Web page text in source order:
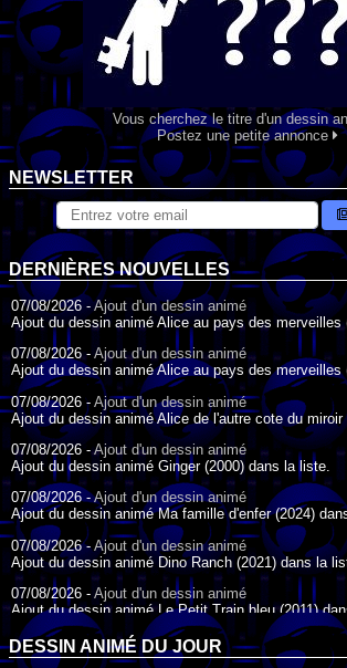
Vous cherchez le titre d'un dessin
Postez une petite annonce
NEWSLETTER
DERNIÈRES NOUVELLES
07/08/2026 -Ajout d'un dessin animé
Ajout du dessin animé Alice au pays des merveilles
07/08/2026 -Ajout d'un dessin animé
Ajout du dessin animé Alice au pays des merveilles
07/08/2026 - Ajout d'un dessin animé
Ajout du dessin animé Alice de l'autre cote du
07/08/2026 -Ajout d'un dessin animé
Ajout du dessin animé Ginger (2000) dans la liste.
07/08/2026 -Ajout d'un dessin animé
Ajout du dessin animé Ma famille d'enfer (2024)
07/08/2026 -Ajout d'un dessin animé
Ajout du dessin animé Dino Ranch (2021) dans la
07/08/2026 - Ajout d'un dessin animé
Ajout du dessin animé Le Petit Train bleu (2011)
07/08/2026 - Ajout d'un dessin animé
Ajout du dessin animé Agent Spécial Oso (2009)
DESSIN ANIMÉ DU JOUR